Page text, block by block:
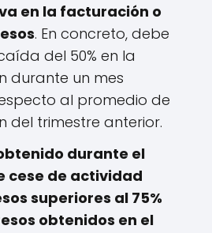
en la facturación o
. En concreto, debe
del 50% en la
durante un mes
al promedio de
del trimestre anterior.
durante el
cese de actividad
superiores al 75%
obtenidos en el